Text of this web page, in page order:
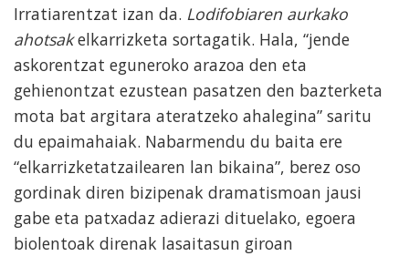
Irratiarentzat izan da. Lodifobiaren aurkako
ahotsakelkarrizketa sortagatik. Hala, “jende
askorentzat eguneroko arazoa den eta
gehienontzat ezustean pasatzen den bazterketa
mota bat argitara ateratzeko ahalegina” saritu
du epaimahaiak. Nabarmendu du baita ere
“elkarrizketatzailearen lan bikaina”, berez oso
gordinak diren bizipenak dramatismoan jausi
gabe eta patxadaz adierazi dituelako, egoera
biolentoak direnak lasaitasun giroan